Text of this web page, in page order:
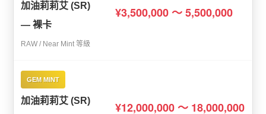
加油莉莉艾 (SR)
— 裸卡
RAW / Near Mint 等級
¥3,500,000 〜 5,500,000
GEM MINT
加油莉莉艾 (SR)
¥12,000,000 〜 18,000,000